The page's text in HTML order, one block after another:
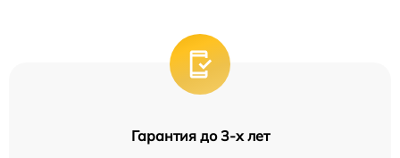
Гарантия до 3-х лет